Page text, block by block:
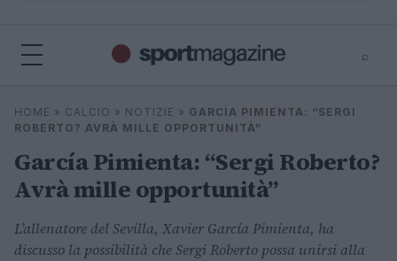
⌕
Cerca
⌕
HOME » CALCIO » NOTIZIE » GARCÍA PIMIENTA: “SERGI
ROBERTO? AVRÀ MILLE OPPORTUNITÀ”
García Pimienta: “Sergi Roberto?
Avrà mille opportunità”
L’allenatore del Sevilla, Xavier García Pimienta, ha
discusso la possibilità che Sergi Roberto possa unirsi alla